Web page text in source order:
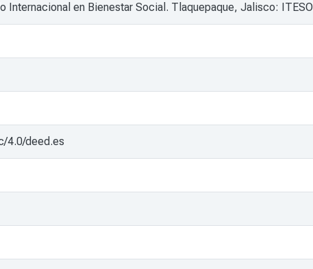
Internacional en Bienestar Social. Tlaquepaque, Jalisco:
4.0/deed.es